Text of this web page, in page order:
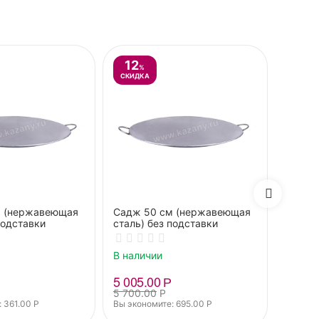
361.00 Р
12%
СКИДКА
Садж 50 см (нержавеющая
сталь) без подставки
В наличии
5 700.00 Р
5 005.00Р
Вы экономите: 695.00 Р